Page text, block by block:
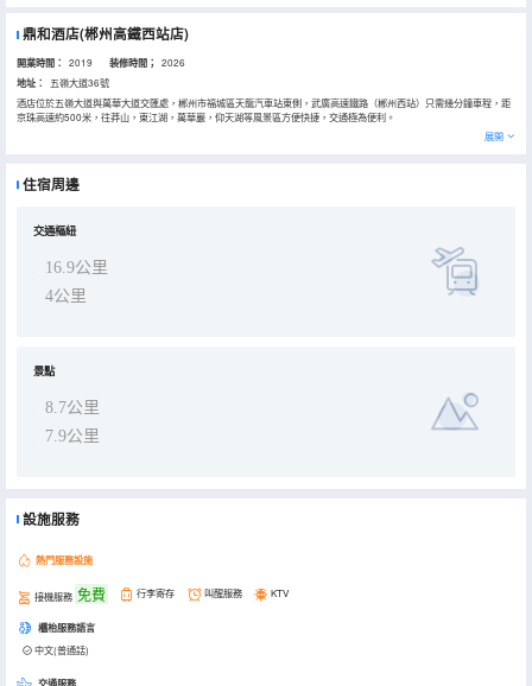
鼎和酒店(郴州高鐵西站店)
開業時間： 2019 装修時間； 2026
地址：
五嶺大道36號
酒店位於五嶺大道與萬華大道交匯處，郴州市福城區天龍汽車站東側，武廣高速鐵路（郴州西站）只需幾分鐘車程，距
京珠高速約500米，往莽山，東江湖，萬華巖，仰天湖等風景區方便快捷，交通極為便利。
這是豪華商務休閒度假酒店，擁有各類客房，設有西餐廳，多功能會議廳，二樓沐足養生匯，設有桑拿、沐足、美髮服
配有護頸記憶枕，酒店床上用品，洗漱用品，舒緩的音樂，助眠香薰，讓您一夜好眠。
展開
住宿周邊
交通樞紐
16.9公里
4公里
景點
8.7公里
7.9公里
設施服務
熱門服務設施
接機服務 免費 行李寄存 叫醒服務 KTV
櫃枱服務語言
中文(普通話)
交通服務